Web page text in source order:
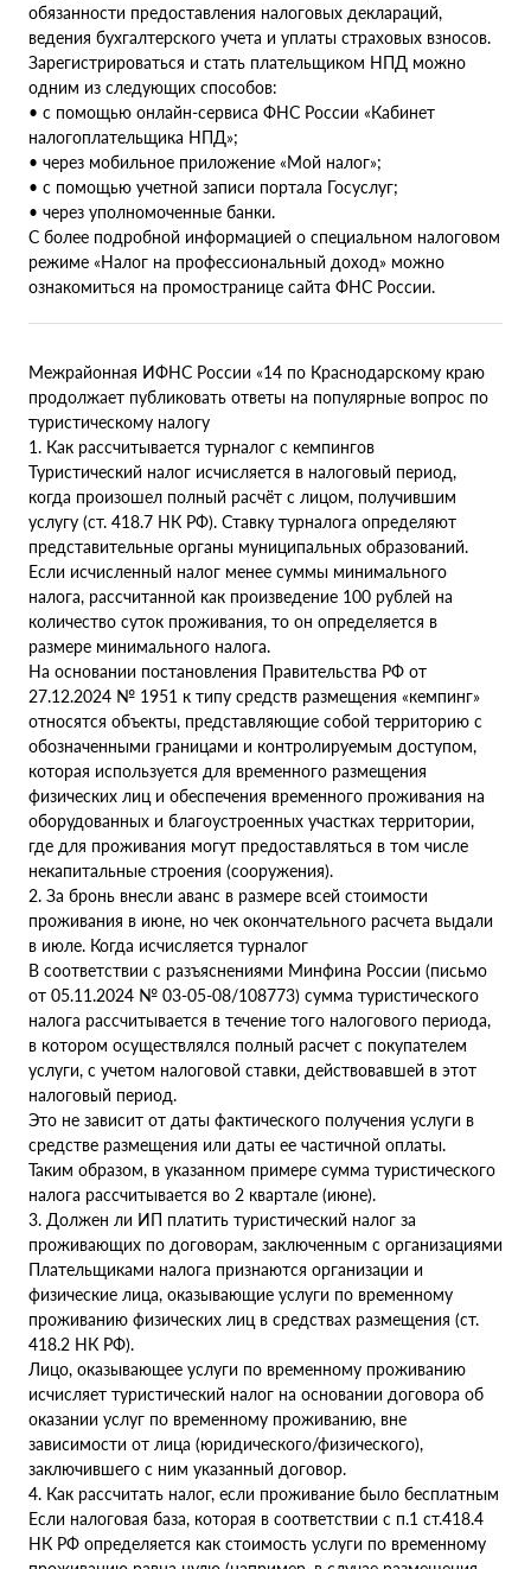
обязанности предоставления налоговых деклараций,
ведения бухгалтерского учета и уплаты страховых взносов.
Зарегистрироваться и стать плательщиком НПД можно
одним из следующих способов:
• с помощью онлайн-сервиса ФНС России «Кабинет
налогоплательщика НПД»;
• через мобильное приложение «Мой налог»;
• с помощью учетной записи портала Госуслуг;
• через уполномоченные банки.
С более подробной информацией о специальном налоговом
режиме «Налог на профессиональный доход» можно
ознакомиться на промостранице сайта ФНС России.
Межрайонная ИФНС России «14 по Краснодарскому краю
продолжает публиковать ответы на популярные вопрос по
туристическому налогу
1. Как рассчитывается турналог с кемпингов
Туристический налог исчисляется в налоговый период,
когда произошел полный расчёт с лицом, получившим
услугу (ст. 418.7 НК РФ). Ставку турналога определяют
представительные органы муниципальных образований.
Если исчисленный налог менее суммы минимального
налога, рассчитанной как произведение 100 рублей на
количество суток проживания, то он определяется в
размере минимального налога.
На основании постановления Правительства РФ от
27.12.2024 № 1951 к типу средств размещения «кемпинг»
относятся объекты, представляющие собой территорию с
обозначенными границами и контролируемым доступом,
которая используется для временного размещения
физических лиц и обеспечения временного проживания на
оборудованных и благоустроенных участках территории,
где для проживания могут предоставляться в том числе
некапитальные строения (сооружения).
2. За бронь внесли аванс в размере всей стоимости
проживания в июне, но чек окончательного расчета выдали
в июле. Когда исчисляется турналог
В соответствии с разъяснениями Минфина России (письмо
от 05.11.2024 № 03-05-08/108773) сумма туристического
налога рассчитывается в течение того налогового периода,
в котором осуществлялся полный расчет с покупателем
услуги, с учетом налоговой ставки, действовавшей в этот
налоговый период.
Это не зависит от даты фактического получения услуги в
средстве размещения или даты ее частичной оплаты.
Таким образом, в указанном примере сумма туристического
налога рассчитывается во 2 квартале (июне).
3. Должен ли ИП платить туристический налог за
проживающих по договорам, заключенным с организациями
Плательщиками налога признаются организации и
физические лица, оказывающие услуги по временному
проживанию физических лиц в средствах размещения (ст.
418.2 НК РФ).
Лицо, оказывающее услуги по временному проживанию
исчисляет туристический налог на основании договора об
оказании услуг по временному проживанию, вне
зависимости от лица (юридического/физического),
заключившего с ним указанный договор.
4. Как рассчитать налог, если проживание было бесплатным
Если налоговая база, которая в соответствии с п.1 ст.418.4
НК РФ определяется как стоимость услуги по временному